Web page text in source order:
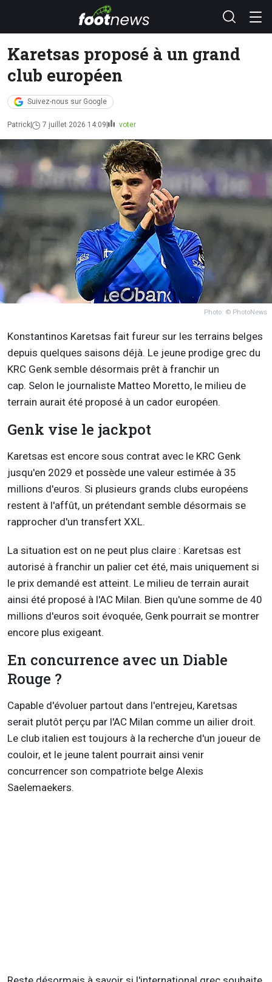
Karetsas proposé à un grand
club européen
Suivez-nous sur Google
Patrick 7 juillet 2026 14:09 voter
Photo: © PhotoNews
Konstantinos Karetsas fait fureur sur les terrains belges
depuis quelques saisons déjà. Le jeune prodige grec du
KRC Genk semble désormais prêt à franchir un
cap. Selon le journaliste Matteo Moretto, le milieu de
terrain aurait été proposé à un cador européen.
Genk vise le jackpot
Karetsas est encore sous contrat avec le KRC Genk
jusqu'en 2029 et possède une valeur estimée à 35
millions d'euros. Si plusieurs grands clubs européens
restent à l'affût, un prétendant semble désormais se
rapprocher d'un transfert XXL.
La situation est on ne peut plus claire : Karetsas est
autorisé à franchir un palier cet été, mais uniquement si
le prix demandé est atteint. Le milieu de terrain aurait
ainsi été proposé à l'AC Milan. Bien qu'une somme de 40
millions d'euros soit évoquée, Genk pourrait se montrer
encore plus exigeant.
En concurrence avec un Diable
Rouge ?
Capable d'évoluer partout dans l'entrejeu, Karetsas
serait plutôt perçu par l'AC Milan comme un ailier droit.
Le club italien est toujours à la recherche d'un joueur de
couloir, et le jeune talent pourrait ainsi venir
concurrencer son compatriote belge Alexis
Saelemaekers.